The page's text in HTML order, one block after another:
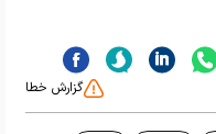
گزارش خطا